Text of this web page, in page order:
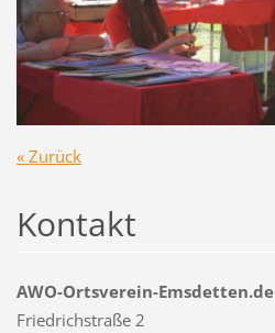
« Zurück
Kontakt
AWO-Ortsverein-Emsdetten.de
Friedrichstraße 2